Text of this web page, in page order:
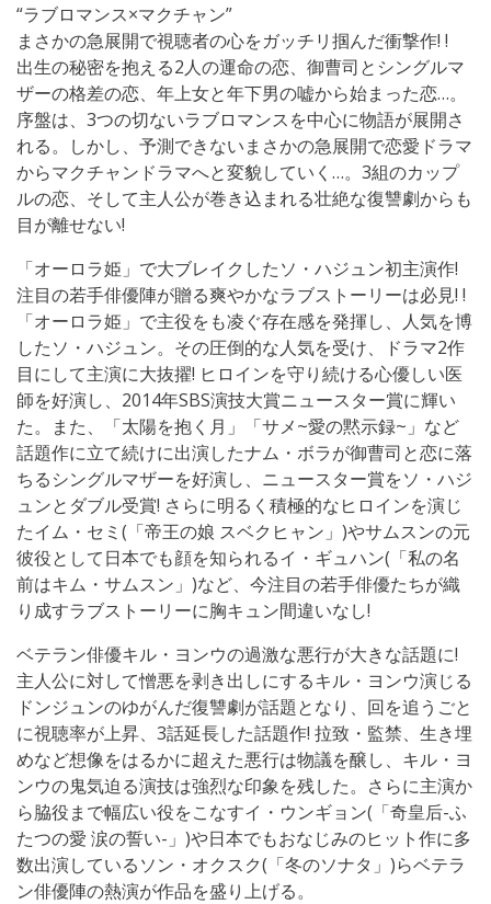
“ラブロマンス×マクチャン”
まさかの急展開で視聴者の心をガッチリ掴んだ衝撃作! !
出生の秘密を抱える2人の運命の恋、御曹司とシングルマ
ザーの格差の恋、年上女と年下男の嘘から始まった恋…。
序盤は、3つの切ないラブロマンスを中心に物語が展開さ
れる。しかし、予測できないまさかの急展開で恋愛ドラマ
からマクチャンドラマへと変貌していく…。3組のカップ
ルの恋、そして主人公が巻き込まれる壮絶な復讐劇からも
目が離せない!
「オーロラ姫」で大ブレイクしたソ・ハジュン初主演作!
注目の若手俳優陣が贈る爽やかなラブストーリーは必見! !
「オーロラ姫」で主役をも凌ぐ存在感を発揮し、人気を博
したソ・ハジュン。その圧倒的な人気を受け、ドラマ2作
目にして主演に大抜擢! ヒロインを守り続ける心優しい医
師を好演し、2014年SBS演技大賞ニュースター賞に輝い
た。また、「太陽を抱く月」「サメ~愛の黙示録~」など
話題作に立て続けに出演したナム・ボラが御曹司と恋に落
ちるシングルマザーを好演し、ニュースター賞をソ・ハジ
ュンとダブル受賞! さらに明るく積極的なヒロインを演じ
たイム・セミ(「帝王の娘 スベクヒャン」)やサムスンの元
彼役として日本でも顔を知られるイ・ギュハン(「私の名
前はキム・サムスン」)など、今注目の若手俳優たちが織
り成すラブストーリーに胸キュン間違いなし!
ベテラン俳優キル・ヨンウの過激な悪行が大きな話題に!
主人公に対して憎悪を剥き出しにするキル・ヨンウ演じる
ドンジュンのゆがんだ復讐劇が話題となり、回を追うごと
に視聴率が上昇、3話延長した話題作! 拉致・監禁、生き埋
めなど想像をはるかに超えた悪行は物議を醸し、キル・ヨ
ンウの鬼気迫る演技は強烈な印象を残した。さらに主演か
ら脇役まで幅広い役をこなすイ・ウンギョン(「奇皇后-ふ
たつの愛 涙の誓い-」)や日本でもおなじみのヒット作に多
数出演しているソン・オクスク(「冬のソナタ」)らベテラ
ン俳優陣の熱演が作品を盛り上げる。